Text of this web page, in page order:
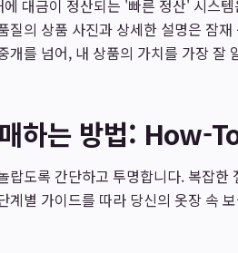
대금이 정산되는 '빠른 정산' 시스
의 상품 사진과 상세한 설명은 잠
개를 넘어, 내 상품의 가치를 가장 잘
하는 방법: How-
도록 간단하고 투명합니다. 복잡한
별 가이드를 따라 당신의 옷장 속